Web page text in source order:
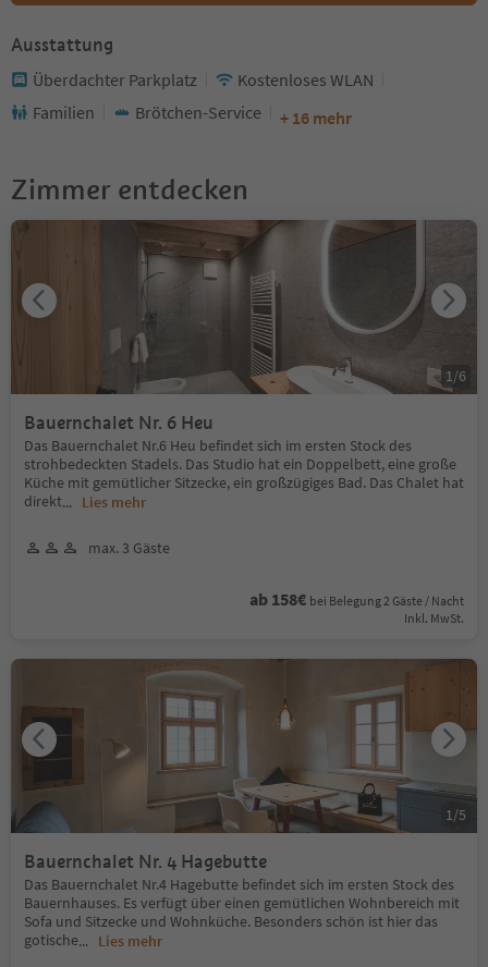
Ausstattung
Überdachter Parkplatz
Kostenloses WLAN
Familien
Brötchen-Service + 16 mehr
Zimmer entdecken
Bauernchalet Nr. 6 Heu
Das Bauernchalet Nr.6 Heu befindet sich im ersten Stock des
strohbedeckten Stadels. Das Studio hat ein Doppelbett, eine große
Küche mit gemütlicher Sitzecke, ein großzügiges Bad. Das Chalet hat
direkt... Lies mehr
max. 3 Gäste
ab 158€ bei Belegung 2 Gäste / Nacht
Inkl. MwSt.
1/6
Bauernchalet Nr. 4 Hagebutte
Das Bauernchalet Nr.4 Hagebutte befindet sich im ersten Stock des
Bauernhauses. Es verfügt über einen gemütlichen Wohnbereich mit
Sofa und Sitzecke und Wohnküche. Besonders schön ist hier das
gotische... Lies mehr
1 /5